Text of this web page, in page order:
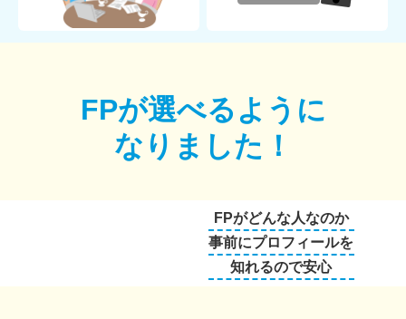
FPが選べるように
なりました！
FPがどんな人なのか
事前にプロフィールを
知れるので安心